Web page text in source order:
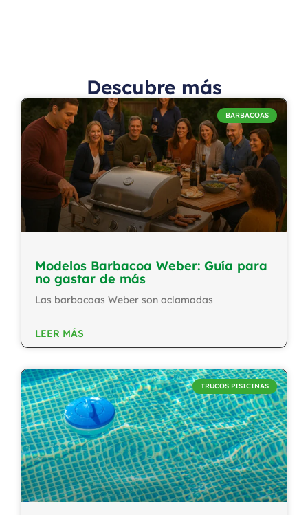
Descubre más
BARBACOAS
Modelos Barbacoa Weber: Guía para
no gastar de más
Las barbacoas Weber son aclamadas
LEER MÁS
TRUCOS PISICINAS